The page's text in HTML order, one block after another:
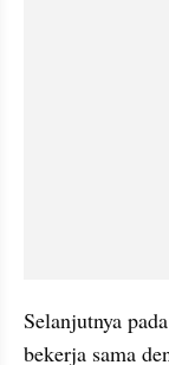
Selanjutnya
bekerja sama